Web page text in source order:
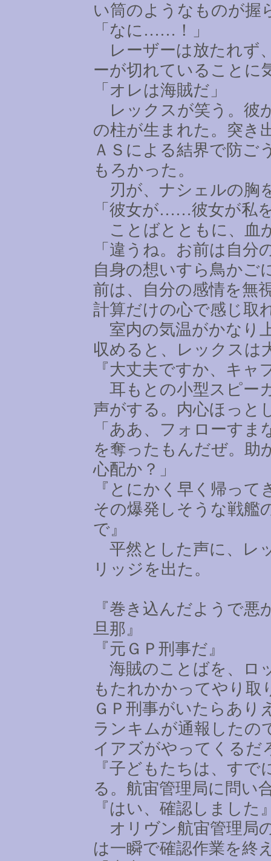
い筒のようなものが握
「なに …… ！」
レーザーは放たれず
ーが切れていることに
「オレは海賊だ」
レックスが笑う。彼
の柱が生まれた。突き
ＡＳによる結界で防ご
もろかった。
刃が、ナシェルの胸
「彼女が……彼女が私
ことばとともに、血
「違うね。お前は自
自身の想いすら鳥かご
前は、自分の感情を無
計算だけの心で感じ取
室内の気温がかなり
収めると、レックスは
『大丈夫ですか、キャ
耳もとの小型スピー
声がする。内心ほっと
「ああ、フォローす
を奪ったもんだぜ。助
心配か？」
『とにかく早く帰っ
その爆発しそうな戦艦
で』
平然とした声に、レ
リッジを出た。
『巻き込んだようで
旦那』
『元ＧＰ刑事だ』
海賊のことばを、ロ
もたれかかってやり取
ＧＰ刑事がいたらあり
ランキムが通報したの
イアズがやってくるだ
『子どもたちは、す
る。航宙管理局に問い
『はい、確認しました
オリヴン航宙管理局
は一瞬で確認作業を終